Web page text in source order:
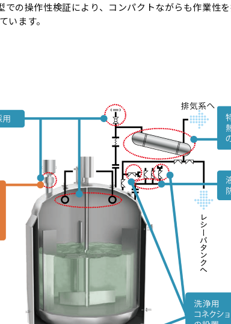
の操作性検証により、コンパクトながらも作業性
います。